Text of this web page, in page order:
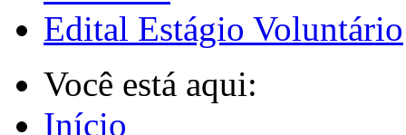
Edital Estágio Voluntário
Você está aqui:
Início